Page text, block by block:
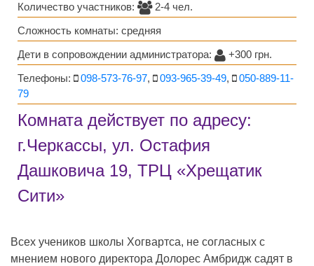
Количество участников:
2-4 чел.
Сложность комнаты: средняя
Дети в сопровождении администратора:
+300 грн.
Телефоны:
098-573-76-97, 093-965-39-49,
050-889-11-
79
Комната действует по адресу:
г.Черкассы, ул. Остафия
Дашковича 19, ТРЦ «Хрещатик
Сити»
Всех учеников школы Хогвартса, не согласных с
мнением нового директора Долорес Амбридж садят в